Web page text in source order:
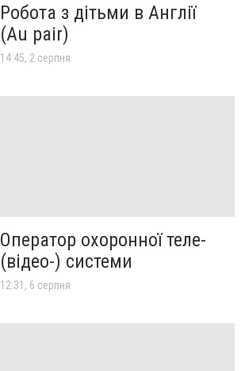
Робота з дітьми в Англії
(Au pair)
14:45, 2 серпня
Оператор охоронної теле-
(відео-) системи
12:31, 6 серпня